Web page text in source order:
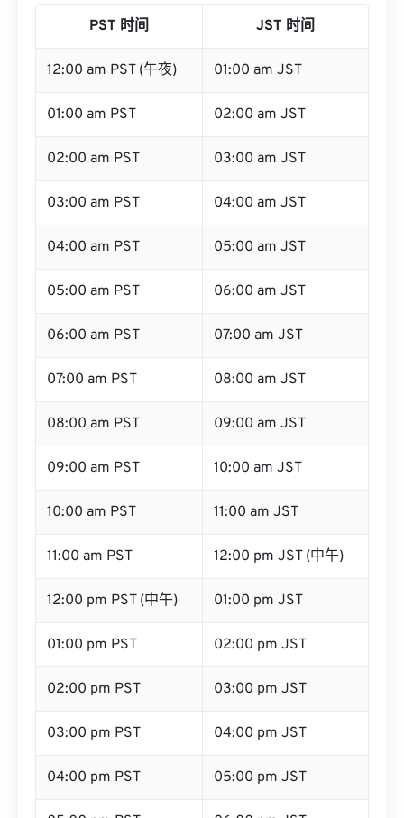
PST 时间 JST 时间
12:00 am PST (午夜) 01:00 am JST
01:00 am PST 02:00 am JST
02:00 am PST 03:00 am JST
03:00 am PST 04:00 am JST
04:00 am PST 05:00 am JST
05:00 am PST 06:00 am JST
06:00 am PST 07:00 am JST
07:00 am PST 08:00 am JST
08:00 am PST 09:00 am JST
09:00 am PST 10:00 am JST
10:00 am PST 11:00 am JST
11:00 am PST 12:00 pm JST (中午)
12:00 pm PST (中午) 01:00 pm JST
01:00 pm PST 02:00 pm JST
02:00 pm PST 03:00 pm JST
03:00 pm PST 04:00 pm JST
04:00 pm PST 05:00 pm JST